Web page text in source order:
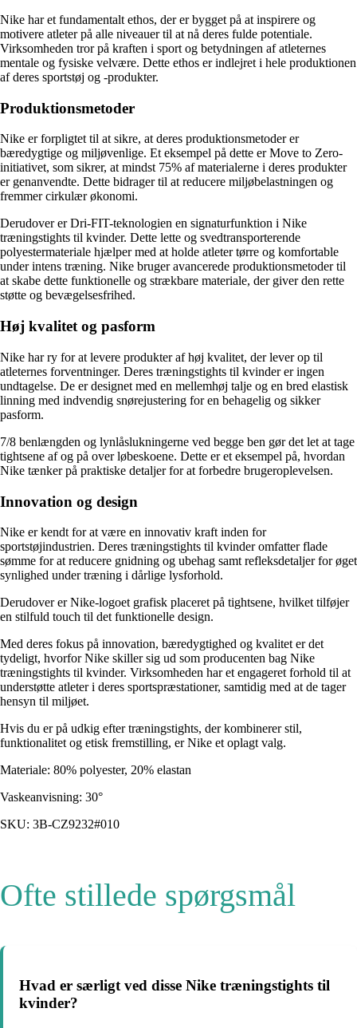
Nike har et fundamentalt ethos, der er bygget på at inspirere og
motivere atleter på alle niveauer til at nå deres fulde potentiale.
Virksomheden tror på kraften i sport og betydningen af ​​atleternes
mentale og fysiske velvære. Dette ethos er indlejret i hele produktionen
af deres sportstøj og -produkter.
Produktionsmetoder
Nike er forpligtet til at sikre, at deres produktionsmetoder er
bæredygtige og miljøvenlige. Et eksempel på dette er Move to Zero-
initiativet, som sikrer, at mindst 75% af materialerne i deres produkter
er genanvendte. Dette bidrager til at reducere miljøbelastningen og
fremmer cirkulær økonomi.
Derudover er Dri-FIT-teknologien en signaturfunktion i Nike
træningstights til kvinder. Dette lette og svedtransporterende
polyestermateriale hjælper med at holde atleter tørre og komfortable
under intens træning. Nike bruger avancerede produktionsmetoder til
at skabe dette funktionelle og strækbare materiale, der giver den rette
støtte og bevægelsesfrihed.
Høj kvalitet og pasform
Nike har ry for at levere produkter af høj kvalitet, der lever op til
atleternes forventninger. Deres træningstights til kvinder er ingen
undtagelse. De er designet med en mellemhøj talje og en bred elastisk
linning med indvendig snørejustering for en behagelig og sikker
pasform.
7/8 benlængden og lynlåslukningerne ved begge ben gør det let at tage
tightsene af og på over løbeskoene. Dette er et eksempel på, hvordan
Nike tænker på praktiske detaljer for at forbedre brugeroplevelsen.
Innovation og design
Nike er kendt for at være en innovativ kraft inden for
sportstøjindustrien. Deres træningstights til kvinder omfatter flade
sømme for at reducere gnidning og ubehag samt refleksdetaljer for øget
synlighed under træning i dårlige lysforhold.
Derudover er Nike-logoet grafisk placeret på tightsene, hvilket tilføjer
en stilfuld touch til det funktionelle design.
Med deres fokus på innovation, bæredygtighed og kvalitet er det
tydeligt, hvorfor Nike skiller sig ud som producenten bag Nike
træningstights til kvinder. Virksomheden har et engageret forhold til at
understøtte atleter i deres sportspræstationer, samtidig med at de tager
hensyn til miljøet.
Hvis du er på udkig efter træningstights, der kombinerer stil,
funktionalitet og etisk fremstilling, er Nike et oplagt valg.
Materiale: 80% polyester, 20% elastan
Vaskeanvisning: 30°
SKU: 3B-CZ9232#010
Ofte stillede spørgsmål
Hvad er særligt ved disse Nike træningstights til
kvinder?